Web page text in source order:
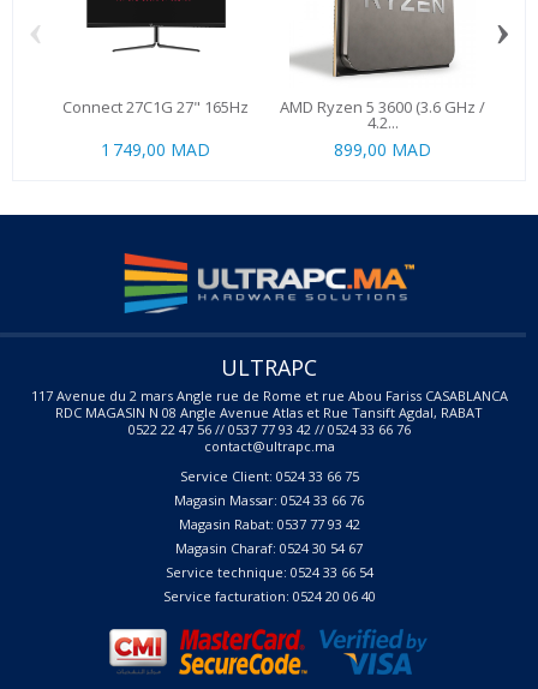
Connect 27C1G 27" 165Hz
1 749,00 MAD
AMD Ryzen 5 3600 (3.6 GHz /
4.2...
899,00 MAD
‹ ›
ULTRAPC
117 Avenue du 2 mars Angle rue de Rome et rue Abou Fariss CASABLANCA
RDC MAGASIN N 08 Angle Avenue Atlas et Rue Tansift Agdal, RABAT
0522 22 47 56 // 0537 77 93 42 // 0524 33 66 76
contact@ultrapc.ma
Service Client: 0524 33 66 75
Magasin Massar: 0524 33 66 76
Magasin Rabat: 0537 77 93 42
Magasin Charaf: 0524 30 54 67
Service technique: 0524 33 66 54
Service facturation: 0524 20 06 40